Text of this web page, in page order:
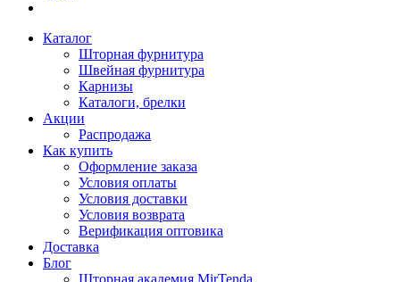
Каталог
Шторная фурнитура
Швейная фурнитура
Карнизы
Каталоги, брелки
Акции
Распродажа
Как купить
Оформление заказа
Условия оплаты
Условия доставки
Условия возврата
Верификация оптовика
Доставка
Блог
Шторная академия MirTenda